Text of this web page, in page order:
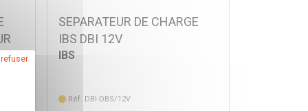
SEPARATEUR DE CHARGE
IBS DBI 12V
IBS
Réf. DBI-DBS/12V